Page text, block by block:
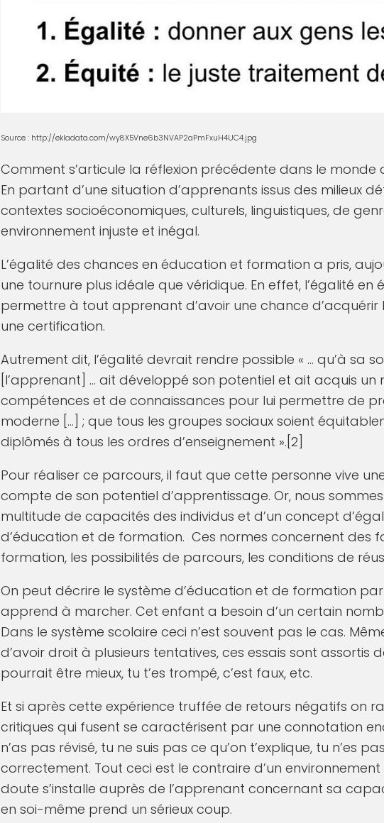
Source : http://ekladata.com/wy8X5Vne6b3NVAP2aPmFxuH4UC4.jpg
Comment s’articule la réflexion précédente dans le
En partant d’une situation d’apprenants issus des milieux
contextes socioéconomiques, culturels, linguistiques, de
environnement injuste et inégal.
L’égalité des chances en éducation et formation a pris,
une tournure plus idéale que véridique. En effet, l’égalité
permettre à tout apprenant d’avoir une chance
une certification.
Autrement dit, l’égalité devrait rendre possible « … qu’à sa
[l’apprenant] … ait développé son potentiel et ait acquis un
compétences et de connaissances pour lui permettre de
moderne […] ; que tous les groupes sociaux soient
diplômés à tous les ordres d’enseignement ».[2]
Pour réaliser ce parcours, il faut que cette personne vive
compte de son potentiel d’apprentissage. Or, nous
multitude de capacités des individus et d’un concept
d’éducation et de formation. Ces normes concernent des
formation, les possibilités de parcours, les conditions de
On peut décrire le système d’éducation et de formation
apprend à marcher. Cet enfant a besoin d’un certain
Dans le système scolaire ceci n’est souvent pas le cas.
d’avoir droit à plusieurs tentatives, ces essais sont assortis
pourrait être mieux, tu t’es trompé, c’est faux, etc.
Et si après cette expérience truffée de retours négatifs on
critiques qui fusent se caractérisent par une connotation
n’as pas révisé, tu ne suis pas ce qu’on t’explique, tu n’es
correctement. Tout ceci est le contraire d’un
doute s’installe auprès de l’apprenant concernant sa
en soi-même prend un sérieux coup.